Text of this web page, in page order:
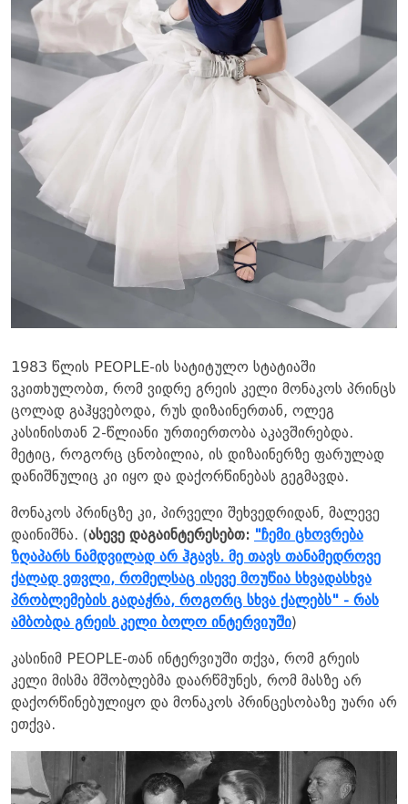
1983 წლის PEOPLE-ის სატიტულო სტატიაში
ვკითხულობთ, რომ ვიდრე გრეის კელი მონაკოს პრინცს
ცოლად გაჰყვებოდა, რუს დიზაინერთან, ოლეგ
კასინისთან 2-წლიანი ურთიერთობა აკავშირებდა.
მეტიც, როგორც ცნობილია, ის დიზაინერზე ფარულად
დანიშნულიც კი იყო და დაქორწინებას გეგმავდა.
მონაკოს პრინცზე კი, პირველი შეხვედრიდან, მალევე
დაინიშნა. (ასევე დაგაინტერესებთ: "ჩემი ცხოვრება
ზღაპარს ნამდვილად არ ჰგავს. მე თავს თანამედროვე
ქალად ვთვლი, რომელსაც ისევე მოუწია სხვადასხვა
პრობლემების გადაჭრა, როგორც სხვა ქალებს" - რას
ამბობდა გრეის კელი ბოლო ინტერვიუში)
კასინიმ PEOPLE-თან ინტერვიუში თქვა, რომ გრეის
კელი მისმა მშობლებმა დაარწმუნეს, რომ მასზე არ
დაქორწინებულიყო და მონაკოს პრინცესობაზე უარი არ
ეთქვა.